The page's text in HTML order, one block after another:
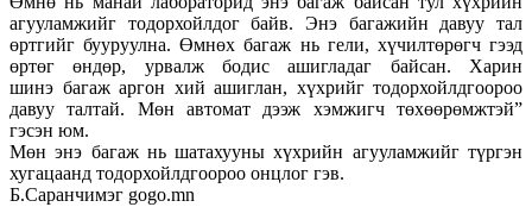
агууламжийг тодорхойлдог байв. Энэ багажийн давуу тал
өртгийг бууруулна. Өмнөх багаж нь гели, хүчилтөрөгч гээд
өртөг өндөр, урвалж бодис ашигладаг байсан. Харин
шинэ багаж аргон хий ашиглан, хүхрийг тодорхойлдгоороо
давуу талтай. Мөн автомат дээж хэмжигч төхөөрөмжтэй”
гэсэн юм.
Мөн энэ багаж нь шатахууны хүхрийн агууламжийг түргэн
хугацаанд тодорхойлдгоороо онцлог гэв.
Б.Саранчимэг gogo.mn